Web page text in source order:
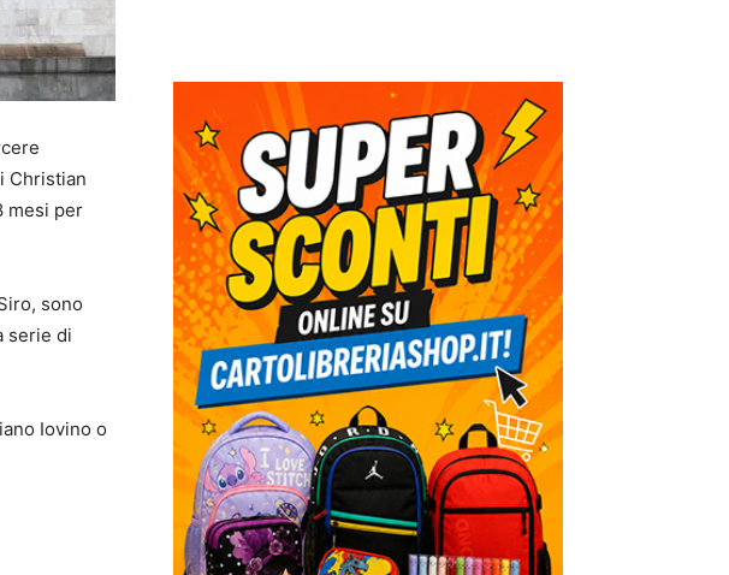
Christian
mesi per
, sono
serie di
Iovino o